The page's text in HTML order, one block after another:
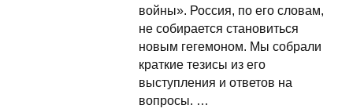
войны». Россия, по его словам,
не собирается становиться
новым гегемоном. Мы собрали
краткие тезисы из его
выступления и ответов на
вопросы. …